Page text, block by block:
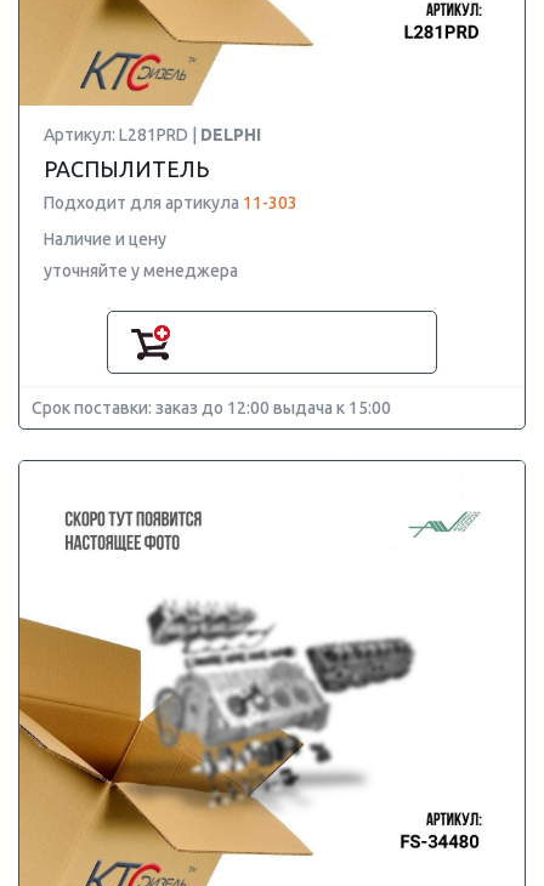
Артикул: L281PRD | DELPHI
РАСПЫЛИТЕЛЬ
Подходит для артикула 11-303
Наличие и цену
уточняйте у менеджера
Срок поставки: заказ до 12:00 выдача к 15:00